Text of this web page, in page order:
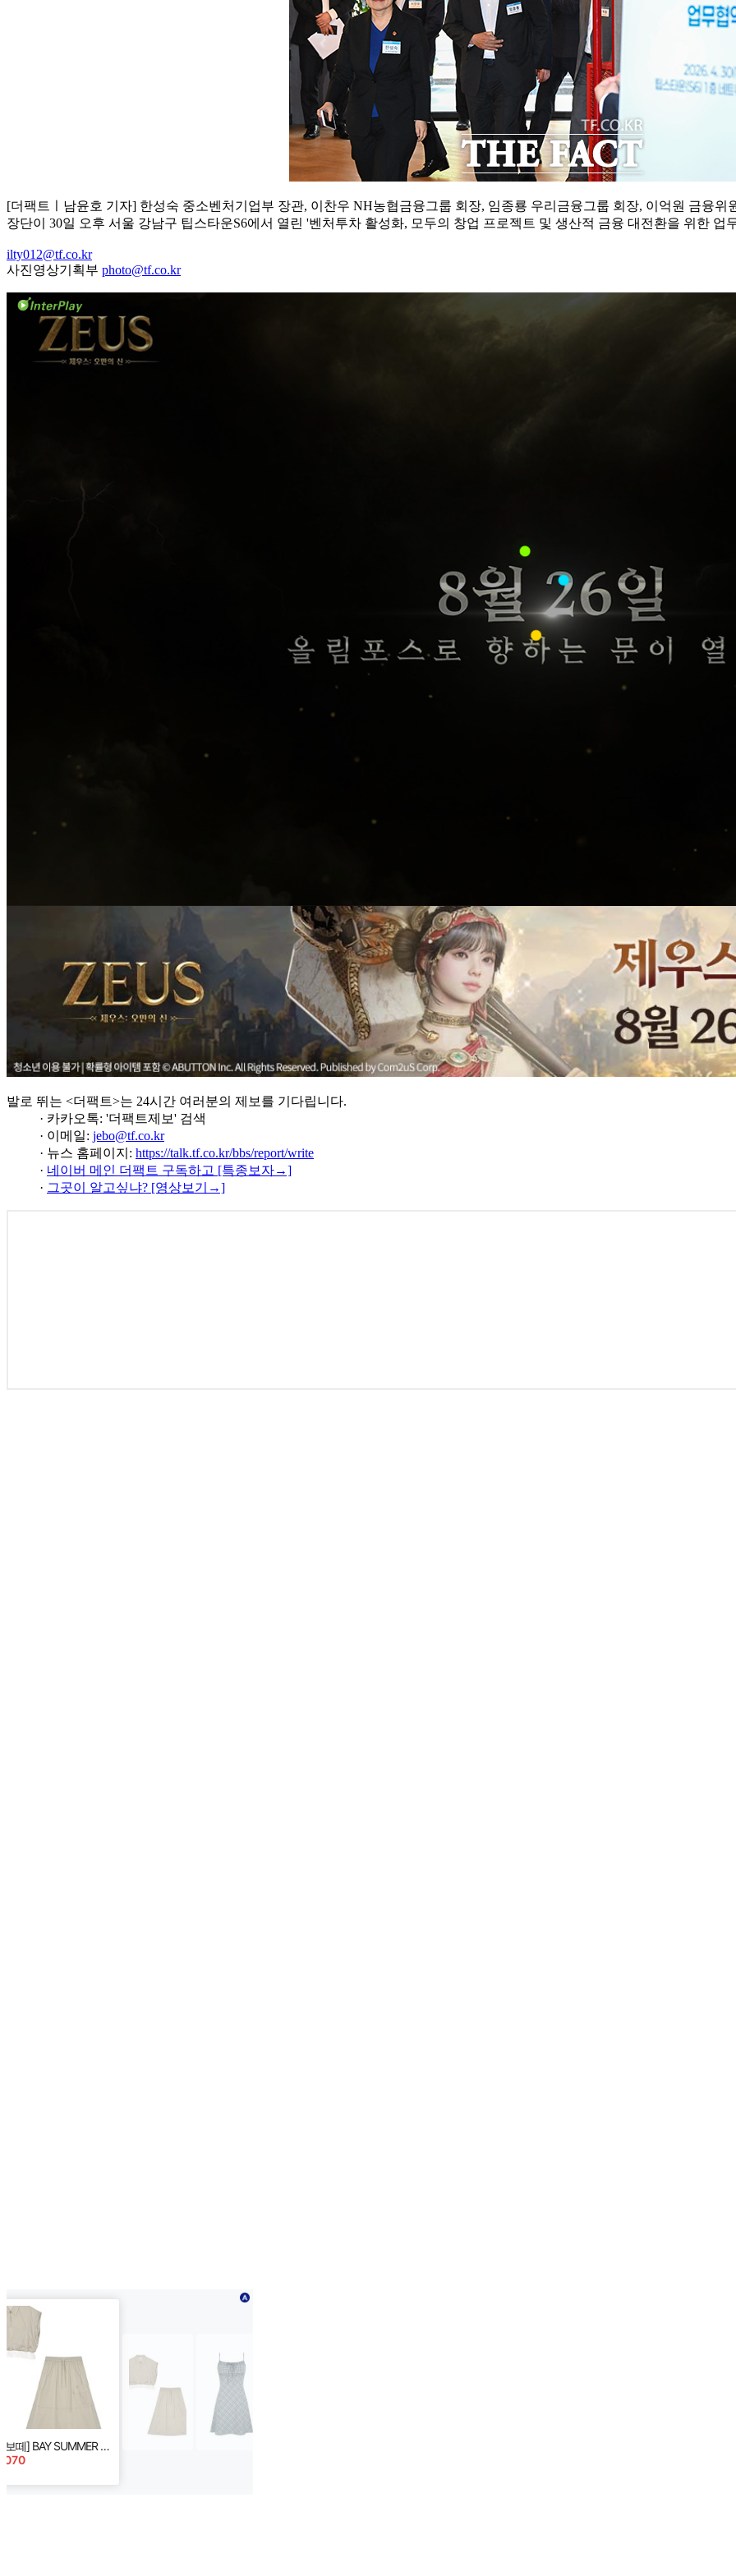
[더팩트ㅣ남윤호 기자] 한성숙 중소벤처기업부 장관, 이찬우 NH농협금융그룹 회장, 임종룡 우리금융그룹 회장, 이억원 금융
장단이 30일 오후 서울 강남구 팁스타운S6에서 열린 '벤처투차 활성화, 모두의 창업 프로젝트 및 생산적 금융 대전환을 위한 업
ilty012@tf.co.kr
사진영상기획부 photo@tf.co.kr
발로 뛰는 <더팩트>는 24시간 여러분의 제보를 기다립니다.
· 카카오톡: '더팩트제보' 검색
· 이메일: jebo@tf.co.kr
· 뉴스 홈페이지: https://talk.tf.co.kr/bbs/report/write
· 네이버 메인 더팩트 구독하고 [특종보자→]
· 그곳이 알고싶냐? [영상보기→]